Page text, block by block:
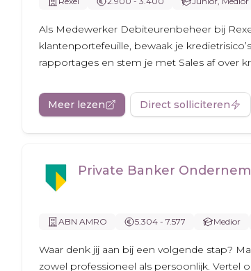
Als Medewerker Debiteurenbeheer bij
klantenportefeuille, bewaak je
rapportages en stem je met Sales af over
Meer lezen Direct solliciteren
Private Banker
ABN AMRO 5.304 - 7.577 Medior
Waar denk jij aan bij een volgende stap?
zowel professioneel als persoonlijk. Vertel